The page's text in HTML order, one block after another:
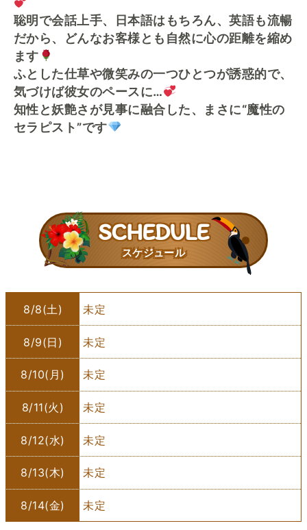
聡明で会話上手、日本語はもちろん、英語も流暢
だから、どんなお客様とも自然に心の距離を縮め
ます
ふとした仕草や微笑みの一つひとつが誘惑的で、
気づけば彼女のペースに…
知性と妖艶さが見事に融合した、まさに“魔性の
セラピスト”です
SCHEDULE
スケジュール
8/8(土) 未定
8/9(日) 未定
8/10(月) 未定
8/11(火) 未定
8/12(水) 未定
8/13(木) 未定
8/14(金) 未定